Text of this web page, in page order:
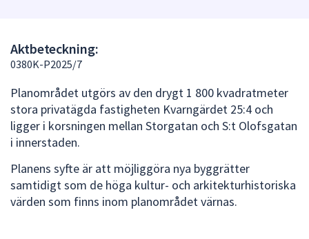
under
fältet.
Använd
piltangenterna
att
navigera
mellan
Aktbeteckning:
0380K-P2025/7
Planområdet utgörs av den drygt 1 800 kvadratmeter
stora privatägda fastigheten Kvarngärdet 25:4 och
ligger i korsningen mellan Storgatan och S:t Olofsgatan
i innerstaden.
Planens syfte är att möjliggöra nya byggrätter
samtidigt som de höga kultur- och arkitekturhistoriska
värden som finns inom planområdet värnas.